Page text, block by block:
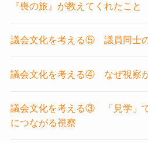
『喪の旅』が教えてくれたこと
議会文化を考える⑤ 議員同士
議会文化を考える④ なぜ視察
議会文化を考える③ 「見学」で
につながる視察